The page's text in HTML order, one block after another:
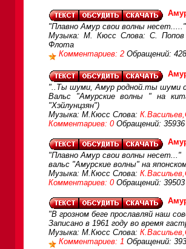
"Плавно Амур свои волны несет....."
Музыка: М. Кюсс Слова: С. Попов
Флота
Комментариев: 2 Обращений:
"..Ты шуми, Амур родной.ты шуми
Вальс "Амурские волны " на
"Хэйлунцзян")
Музыка: М.Кюсс Слова:
Комментариев: 0 Обращений: 35936
"Плавно Амур свои волны несет..."
вальс "Амурские волны" на
Музыка: М.Кюсс Слова:
Комментариев: 0 Обращений: 39503
"В грозном беге прославляй наш
Записано в 1961 году во время
Музыка: М.Кюсс Слова:
Комментариев: 1 Обращений: